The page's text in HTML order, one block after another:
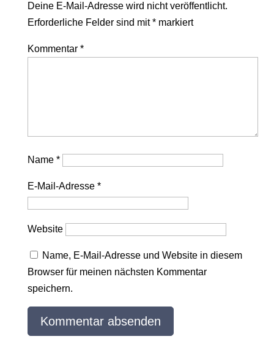
Deine E-Mail-Adresse wird nicht veröffentlicht.
Erforderliche Felder sind mit*markiert
Kommentar *
Name *
E-Mail-Adresse *
Website
Name, E-Mail-Adresse und Website in diesem
Browser für meinen nächsten Kommentar
speichern.